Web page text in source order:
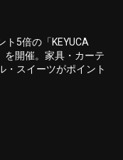
ト5倍の「KEYUCA
を開催。家具・カーテ
・スイーツがポイント